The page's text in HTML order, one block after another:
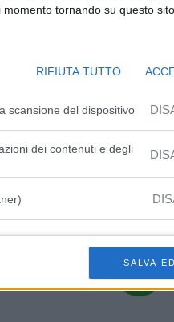
tornando su questo
RIFIUTA TUTTO
scansione del dispositivo
dei contenuti e degli
SALVA
del wedding